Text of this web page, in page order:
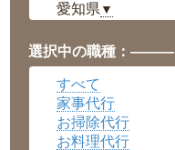
愛知県 ▼
岡山県▼
広島県▼
沖縄県
選択中の職種：———
すべて
家事代行
お掃除代行
お料理代行